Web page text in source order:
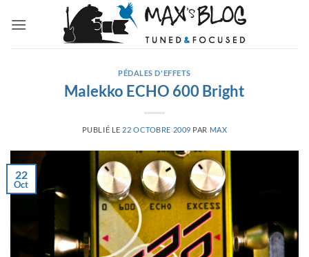
PÉDALES D'EFFETS
Malekko ECHO 600 Bright
PUBLIÉ LE 22 OCTOBRE 2009 PAR MAX
22
Oct